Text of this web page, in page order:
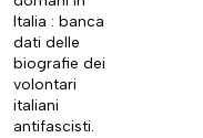
Italia : banca
dati delle
biografie dei
volontari
italiani
antifascisti.